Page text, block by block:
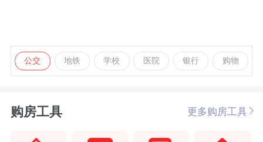
公交 地铁 学校 医院 银行 购物
购房工具 更多购房工具